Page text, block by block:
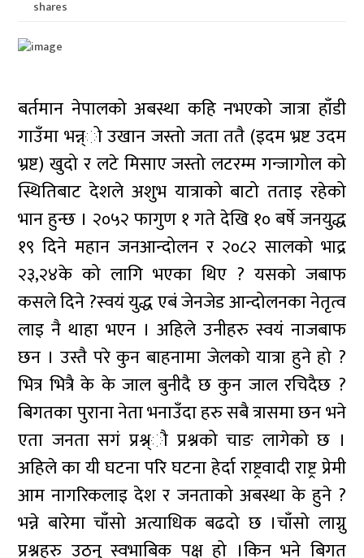
shares
बर्तमान नेपालको अबस्था कहि नभएको जात्रा हाँडी
गाउँमा भन्न्ो उखान जस्तो जता ततै (इदम भ्रष्ट उदम
भ्रष्ट) खुदो र लटे मिसाए जस्तो लटरम्म गन्जागोल को
स्थितिबाट देशले अशुभ यात्राको बाटो तताइ रहेको
भान हुन्छ । २०५२ फागुण १ गते देखि १० बर्षे जनयुद्ध
१९ दिने महान जनआन्दोलन र २०८२ सालको भाद्र
२३,२४के को लागि भएका थिए ? यसको जबाफ
कसले दिने ?स्वयं युद्ध एबं जेनजेड आन्दोलनका नेतृत्व
लाइ नै थाहा भएन । अहिले उनीहरु स्वयं नाजबाफ
छन । उस्तै परे कुन बाहनामा जेलको यात्रा हुने हो ?
भित्र भित्रै के के जाल बुनीदै छ कुन जाल रचिदैछ ?
बिगतका पुराना नेता भनाउँदा हरु सबै त्रासमा छन भने
एता जनता सगं प्रश्न्ौ प्रश्नको चाङ लागेको छ ।
अहिले का यी घटना परि घटना हेर्दा राष्ट्रवादी राष्ट्र प्रेमी
आम नागरिकलाइ देश र जनताको अबस्था के हुने ?
भन्ने बारेमा चाँसो अत्याधिक बढदो छ ।चाँसो लाग्नु
प्रश्नहरु उठनु स्वभाबिक पक्ष हो ।किन भने बिगत